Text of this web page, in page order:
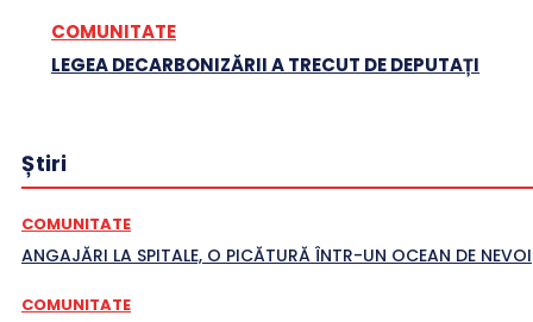
COMUNITATE
LEGEA DECARBONIZĂRII A TRECUT DE DEPUTAȚI
Știri
COMUNITATE
ANGAJĂRI LA SPITALE, O PICĂTURĂ ÎNTR-UN OCEAN DE NEVOI
COMUNITATE